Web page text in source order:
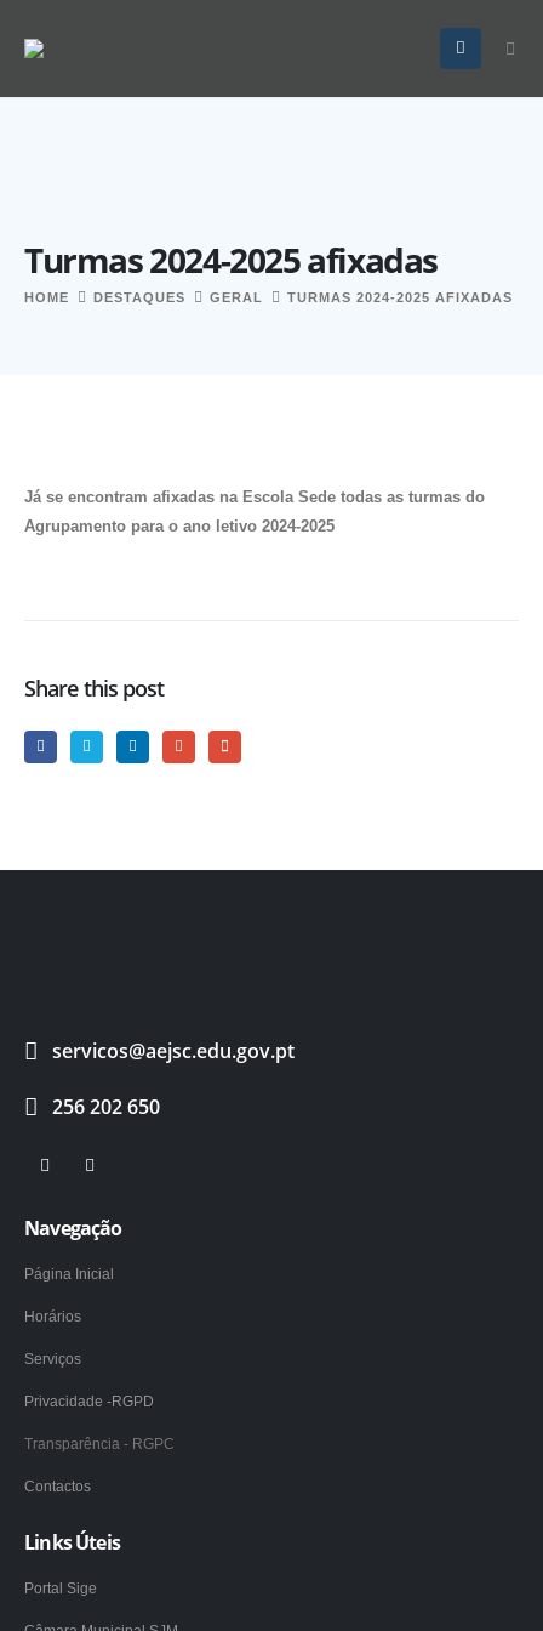
Turmas 2024-2025 afixadas
HOME DESTAQUES GERAL TURMAS 2024-2025 AFIXADAS
Já se encontram afixadas na Escola Sede todas as turmas do
Agrupamento para o ano letivo 2024-2025
Share this post
servicos@aejsc.edu.gov.pt
256 202 650
Navegação
Página Inicial
Horários
Serviços
Privacidade -RGPD
Transparência - RGPC
Contactos
Links Úteis
Portal Sige